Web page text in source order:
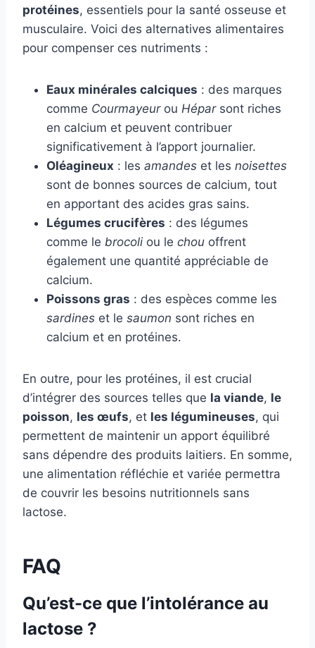
protéines, essentiels pour la santé osseuse et
musculaire. Voici des alternatives alimentaires
pour compenser ces nutriments :
Eaux minérales calciques : des marques
comme Courmayeurou Héparsont riches
en calcium et peuvent contribuer
significativement à l’apport journalier.
Oléagineux : les amandes et les noisettes
sont de bonnes sources de calcium, tout
en apportant des acides gras sains.
Légumes crucifères : des légumes
comme le brocoli ou le chou offrent
également une quantité appréciable de
calcium.
Poissons gras : des espèces comme les
sardines et le saumon sont riches en
calcium et en protéines.
En outre, pour les protéines, il est crucial
d’intégrer des sources telles que la viande, le
poisson, les œufs, et les légumineuses, qui
permettent de maintenir un apport équilibré
sans dépendre des produits laitiers. En somme,
une alimentation réfléchie et variée permettra
de couvrir les besoins nutritionnels sans
lactose.
FAQ
Qu’est-ce que l’intolérance au
lactose ?